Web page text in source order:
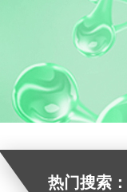
热门搜索：